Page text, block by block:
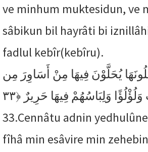
ve minhum muktesidun, ve
sâbikun bil hayrâti bi
fadlul kebîr(kebîru).
يُحَلَّوْنَ فِيهَا مِنْ أَسَاوِرَ مِن
وَلِبَاسُهُمْ فِيهَا حَرِيرٌ ﴿٣٣
33.Cennâtu adnin
fîhâ min esâvire min